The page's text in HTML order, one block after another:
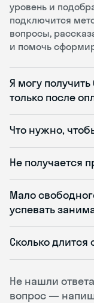
Не нашли
вопрос —
уровень и
подключится
вопросы,
и помочь
Я могу
только после
Что нужно,
Не получается
Мало
успевать
Сколько длится